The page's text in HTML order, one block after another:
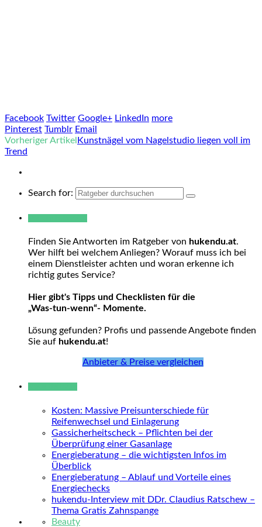
Facebook Twitter Google+ LinkedIn more
Pinterest Tumblr Email
Vorheriger Artikel Kunstnägel vom Nagelstudio liegen voll im
Trend
Search for:
Finden Sie Antworten im Ratgeber von hukendu.at.
Wer hilft bei welchem Anliegen? Worauf muss ich bei
einem Dienstleister achten und woran erkenne ich
richtig gutes Service?
Hier gibt's Tipps und Checklisten für die
„Was-tun-wenn“- Momente.
Lösung gefunden? Profis und passende Angebote finden
Sie auf hukendu.at!
Anbieter & Preise vergleichen
Kosten: Massive Preisunterschiede für
Reifenwechsel und Einlagerung
Gassicherheitscheck – Pflichten bei der
Überprüfung einer Gasanlage
Energieberatung – die wichtigsten Infos im
Überblick
Energieberatung – Ablauf und Vorteile eines
Energiechecks
hukendu-Interview mit DDr. Claudius Ratschew –
Thema Gratis Zahnspange
Beauty